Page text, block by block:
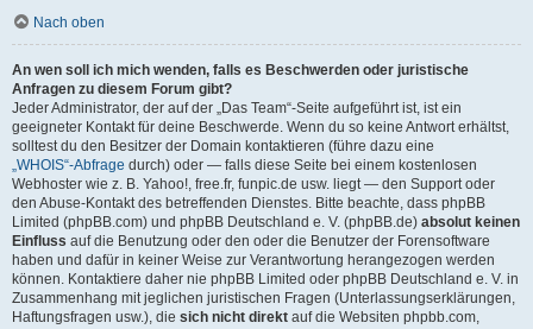
Nach oben
An wen soll ich mich wenden, falls es Beschwerden oder juristische
Anfragen zu diesem Forum gibt?
Jeder Administrator, der auf der „Das Team“-Seite aufgeführt ist, ist ein
geeigneter Kontakt für deine Beschwerde. Wenn du so keine Antwort erhältst,
solltest du den Besitzer der Domain kontaktieren (führe dazu eine
„WHOIS“-Abfrage durch) oder — falls diese Seite bei einem kostenlosen
Webhoster wie z. B. Yahoo!, free.fr, funpic.de usw. liegt — den Support oder
den Abuse-Kontakt des betreffenden Dienstes. Bitte beachte, dass phpBB
Limited (phpBB.com) und phpBB Deutschland e. V. (phpBB.de) absolut keinen
Einfluss auf die Benutzung oder den oder die Benutzer der Forensoftware
haben und dafür in keiner Weise zur Verantwortung herangezogen werden
können. Kontaktiere daher nie phpBB Limited oder phpBB Deutschland e. V. in
Zusammenhang mit jeglichen juristischen Fragen (Unterlassungserklärungen,
Haftungsfragen usw.), die sich nicht direkt auf die Websiten phpbb.com,